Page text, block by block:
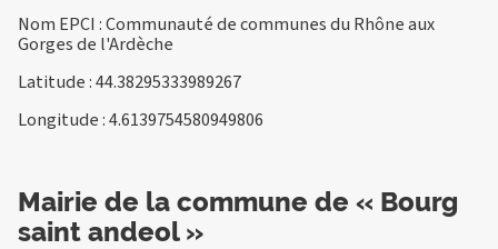
Nom EPCI : Communauté de communes du Rhône aux
Gorges de l'Ardèche
Latitude : 44.38295333989267
Longitude : 4.6139754580949806
Mairie de la commune de « Bourg
saint andeol »